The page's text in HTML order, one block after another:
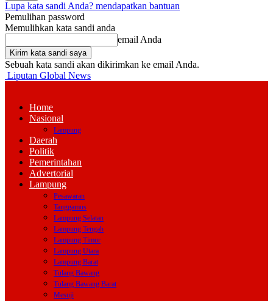
Lupa kata sandi Anda? mendapatkan bantuan
Pemulihan password
Memulihkan kata sandi anda
email Anda
Sebuah kata sandi akan dikirimkan ke email Anda.
Liputan Global News
Home
Nasional
Lampung
Daerah
Politik
Pemerintahan
Advertorial
Lampung
Pesawaran
Tanggamus
Lampung Selatan
Lampung Tengah
Lampung Timur
Lampung Utara
Lampung Barat
Tulang Bawang
Tulang Bawang Barat
Mesuji